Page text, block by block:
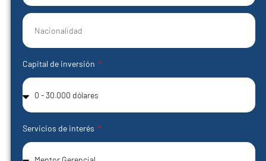
Capital de inversión
Servicios de interés